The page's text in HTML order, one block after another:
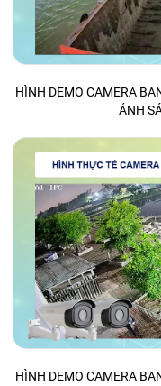
HÌNH DEMO CAMERA
ÁNH
HÌNH DEMO CAMERA